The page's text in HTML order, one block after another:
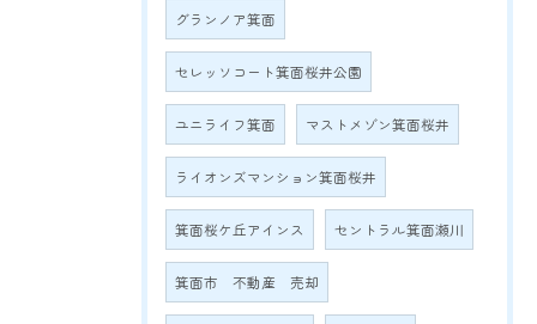
グランノア箕面
セレッソコート箕面桜井公園
ユニライフ箕面 マストメゾン箕面桜井
ライオンズマンション箕面桜井
箕面桜ケ丘アインス セントラル箕面瀬川
箕面市 不動産 売却